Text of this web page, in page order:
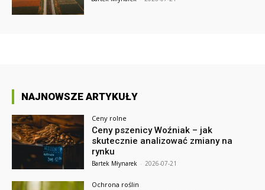
NAJNOWSZE ARTYKUŁY
Ceny rolne
Ceny pszenicy Woźniak – jak
skutecznie analizować zmiany na
rynku
Bartek Młynarek - 2026-07-21
Ochrona roślin